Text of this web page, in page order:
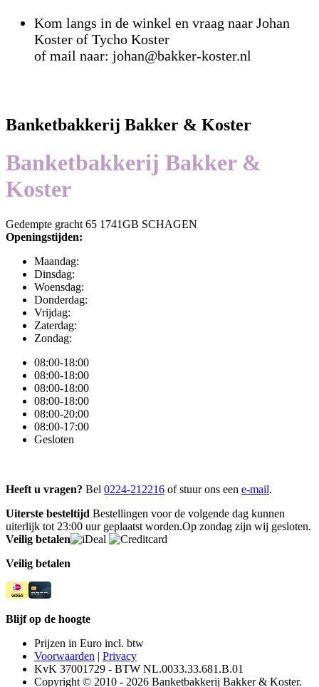
Kom langs in de winkel en vraag naar Johan
Koster of Tycho Koster
of mail naar: johan@bakker-koster.nl
Banketbakkerij Bakker & Koster
Banketbakkerij Bakker &
Koster
Gedempte gracht 65 1741GB SCHAGEN
Openingstijden:
Maandag:
Dinsdag:
Woensdag:
Donderdag:
Vrijdag:
Zaterdag:
Zondag:
08:00-18:00
08:00-18:00
08:00-18:00
08:00-18:00
08:00-20:00
08:00-17:00
Gesloten
Heeft u vragen? Bel 0224-212216 of stuur ons een e-mail.
Uiterste besteltijd Bestellingen voor de volgende dag kunnen
uiterlijk tot 23:00 uur geplaatst worden.Op zondag zijn wij gesloten.
Veilig betalen
Veilig betalen
Blijf op de hoogte
Prijzen in Euro incl. btw
Voorwaarden | Privacy
KvK 37001729 - BTW NL.0033.33.681.B.01
Copyright © 2010 - 2026 Banketbakkerij Bakker & Koster.